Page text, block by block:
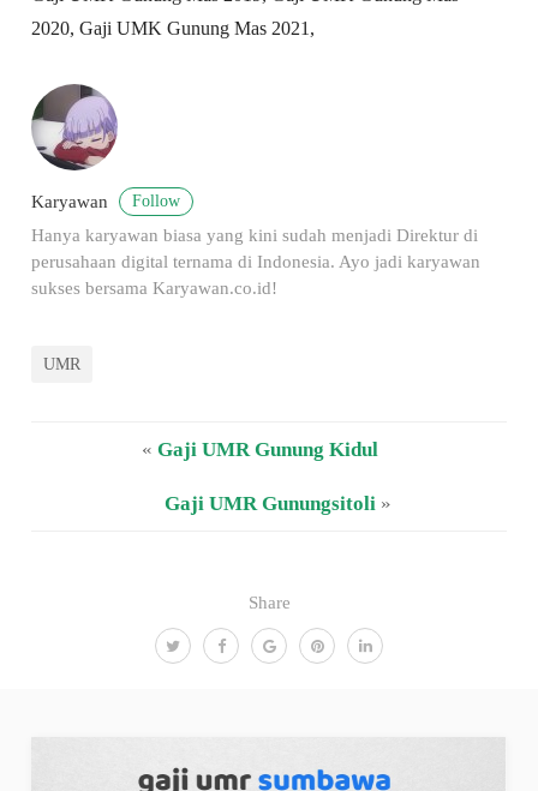
Share
2020, Gaji UMK Gunung Mas 2021,
Karyawan Follow
Hanya karyawan biasa yang kini sudah menjadi Direktur di
perusahaan digital ternama di Indonesia. Ayo jadi karyawan
sukses bersama Karyawan.co.id!
UMR
« Gaji UMR Gunung Kidul
Gaji UMR Gunungsitoli »